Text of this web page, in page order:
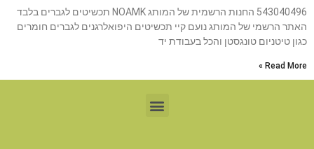
543040496 החנות הרשמית של המותג NOAMK תכשיטים לגברים בלבד
האתר הרשמי של המותג נועם קיי תכשיטים היפואלרגנים לגברים חומרים
כגון טיטניום טונגסטן והכל בעבודת יד
Read More »